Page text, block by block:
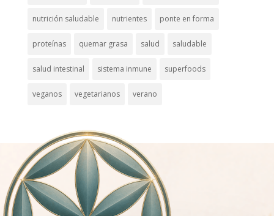
nutrición saludable nutrientes ponte en forma
proteínas quemar grasa salud saludable
salud intestinal sistema inmune superfoods
veganos vegetarianos verano